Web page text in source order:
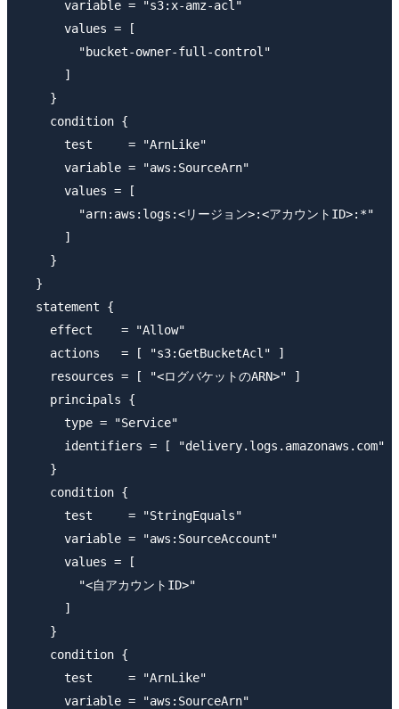
      variable = "s3:x-amz-acl"
      values = [
        "bucket-owner-full-control"
      ]
    }
    condition {
      test     = "ArnLike"
      variable = "aws:SourceArn"
      values = [
        "arn:aws:logs:<リージョン>:<アカウントID>:*"
      ]
    }
  }
  statement {
    effect    = "Allow"
    actions   = [ "s3:GetBucketAcl" ]
    resources = [ "<ログバケットのARN>" ]
    principals {
      type = "Service"
      identifiers = [ "delivery.logs.amazonaws.com" ]
    }
    condition {
      test     = "StringEquals"
      variable = "aws:SourceAccount"
      values = [
        "<自アカウントID>"
      ]
    }
    condition {
      test     = "ArnLike"
      variable = "aws:SourceArn"